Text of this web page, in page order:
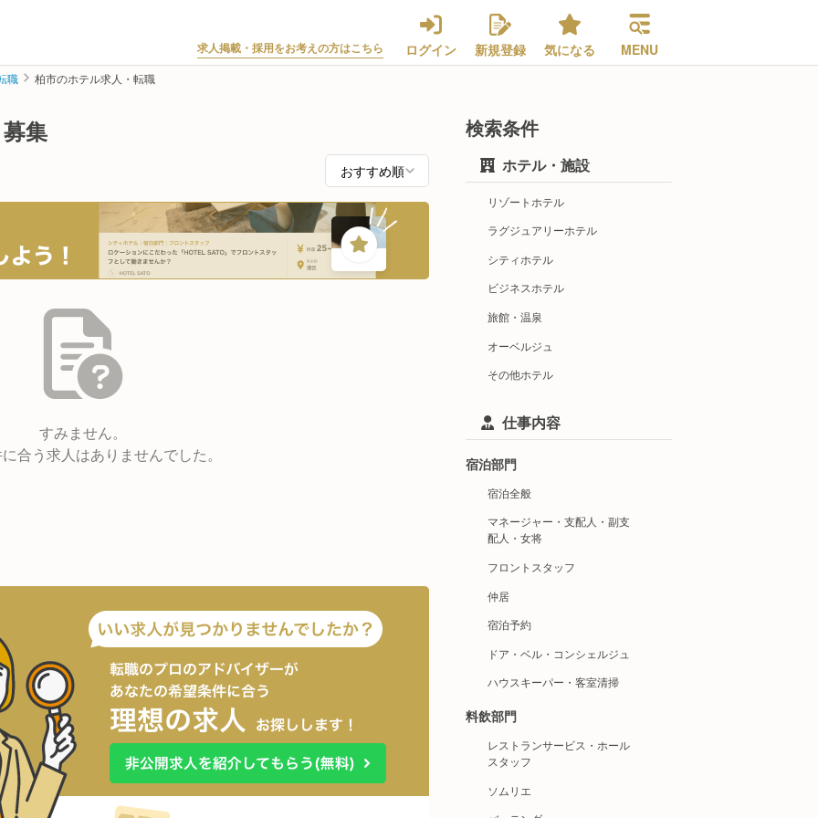
求人掲載・採用をお考えの方はこちら ログイン 新規登録 気になる MENU
職 柏市のホテル求人・転職
集
すみません。
合う求人はありませんでした。
検索条件
ホテル・施設
リゾートホテル
ラグジュアリーホテル
シティホテル
ビジネスホテル
旅館・温泉
オーベルジュ
その他ホテル
仕事内容
宿泊部門
宿泊全般
マネージャー・支配人・副支
配人・女将
フロントスタッフ
仲居
宿泊予約
ドア・ベル・コンシェルジュ
ハウスキーパー・客室清掃
料飲部門
レストランサービス・ホール
スタッフ
ソムリエ